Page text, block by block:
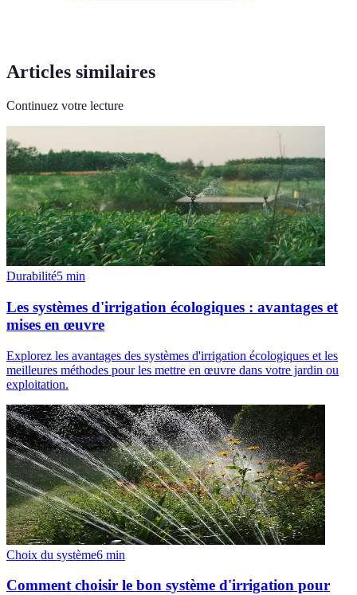
Articles similaires
Continuez votre lecture
Durabilité5 min
Les systèmes d'irrigation écologiques : avantages et
mises en œuvre
Explorez les avantages des systèmes d'irrigation écologiques et les
meilleures méthodes pour les mettre en œuvre dans votre jardin ou
exploitation.
Choix du système6 min
Comment choisir le bon système d'irrigation pour